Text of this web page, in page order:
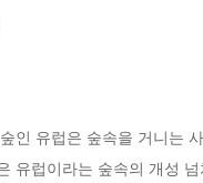
인 유럽은 숲속을 거니는
유럽이라는 숲속의 개성